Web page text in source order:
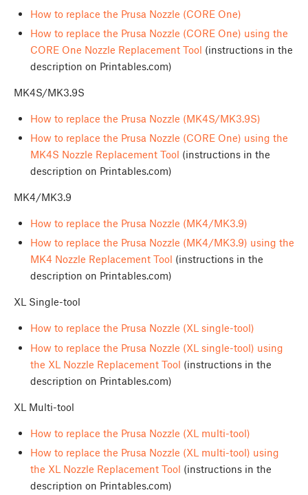
How to replace the Prusa Nozzle (CORE One)
How to replace the Prusa Nozzle (CORE One) using the
CORE One Nozzle Replacement Tool (instructions in the
description on Printables.com)
MK4S/MK3.9S
How to replace the Prusa Nozzle (MK4S/MK3.9S)
How to replace the Prusa Nozzle (CORE One) using the
MK4S Nozzle Replacement Tool (instructions in the
description on Printables.com)
MK4/MK3.9
How to replace the Prusa Nozzle (MK4/MK3.9)
How to replace the Prusa Nozzle (MK4/MK3.9) using the
MK4 Nozzle Replacement Tool (instructions in the
description on Printables.com)
XL Single-tool
How to replace the Prusa Nozzle (XL single-tool)
How to replace the Prusa Nozzle (XL single-tool) using
the XL Nozzle Replacement Tool (instructions in the
description on Printables.com)
XL Multi-tool
How to replace the Prusa Nozzle (XL multi-tool)
How to replace the Prusa Nozzle (XL multi-tool) using
the XL Nozzle Replacement Tool (instructions in the
description on Printables.com)